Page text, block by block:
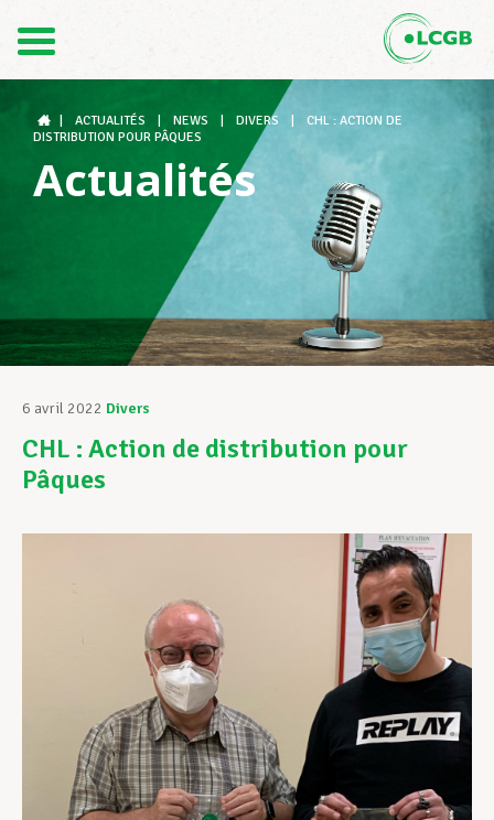
DE
Le LCGB
Structures syndicales
Assistance au Travail
Vos droits
Développement professionnel
Devenir Membre
Actualités
ACTUALITÉS NEWS DIVERS
CHL : ACTION DE
DISTRIBUTION POUR PÂQUES
Actualités
6 avril 2022 Divers
CHL : Action de distribution pour
Pâques